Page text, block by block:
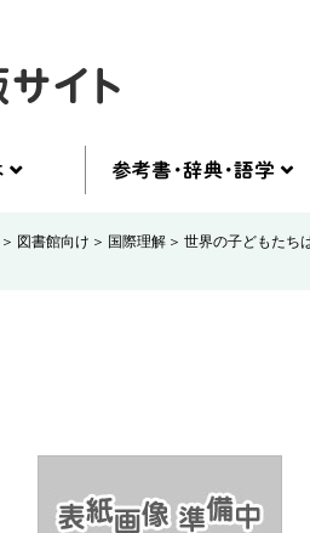
図書館向け 国際理解 世界の子どもたち